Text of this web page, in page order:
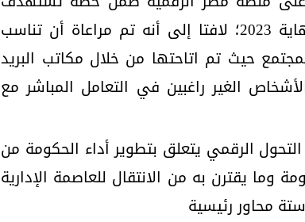
رقمنة كافة الخدمات الحكومية مع نهاية 2023؛ لافتا إلى أنه تم مراعاة أن تناسب
حيث تم اتاحتها من خلال مكاتب البريد
الغير راغبين في التعامل المباشر مع
الرقمي يتعلق بتطوير أداء الحكومة من
يقترن به من الانتقال للعاصمة الإدارية
محاور رئيسية